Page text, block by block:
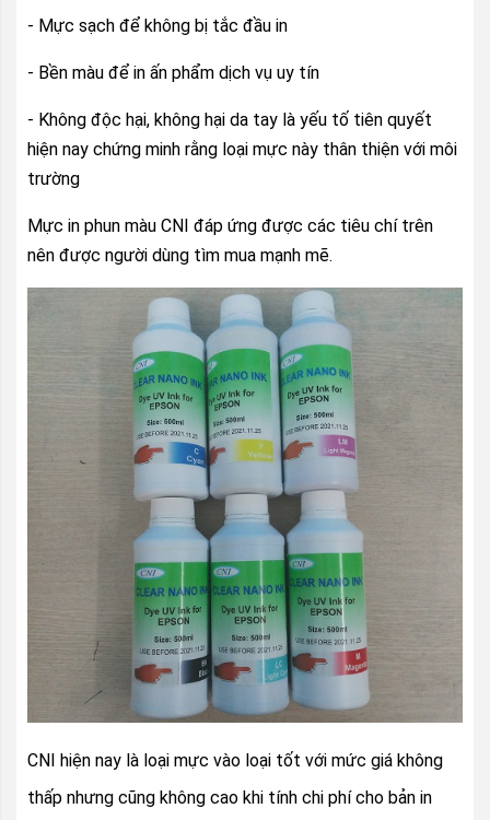
- Mực sạch để không bị tắc đầu in
- Bền màu để in ấn phẩm dịch vụ uy tín
- Không độc hại, không hại da tay là yếu tố tiên quyết
hiện nay chứng minh rằng loại mực này thân thiện với môi
trường
Mực in phun màu CNI đáp ứng được các tiêu chí trên
nên được người dùng tìm mua mạnh mẽ.
CNI hiện nay là loại mực vào loại tốt với mức giá không
thấp nhưng cũng không cao khi tính chi phí cho bản in